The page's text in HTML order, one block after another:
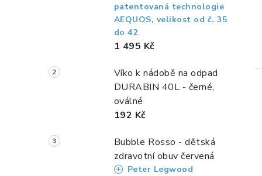
patentovaná technologie
AEQUOS, velikost od č. 35
do 42
1 495 Kč
Víko k nádobě na odpad
DURABIN 40L - černé,
oválné
192 Kč
Bubble Rosso - dětská
zdravotní obuv červená
Peter Legwood